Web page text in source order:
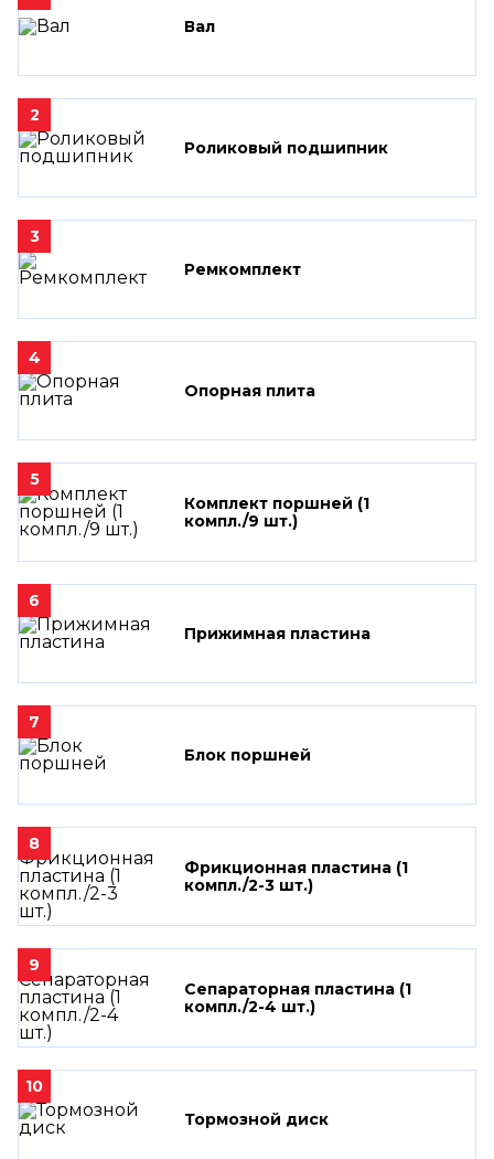
Вал
2
Роликовый подшипник
3
Ремкомплект
4
Опорная плита
5
Комплект поршней (1
компл./9 шт.)
6
Прижимная пластина
7
Блок поршней
8
Фрикционная пластина (1
компл./2-3 шт.)
9
Сепараторная пластина (1
компл./2-4 шт.)
10
Тормозной диск